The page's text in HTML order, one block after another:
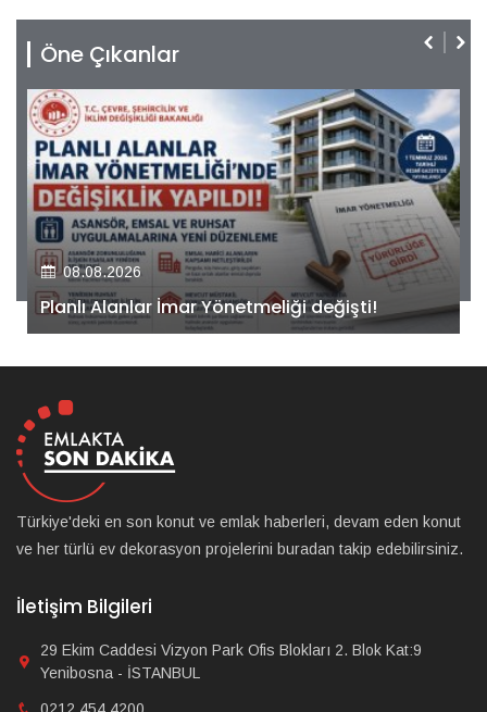
Öne Çıkanlar
08.08.2026
Kiler GYO’dan Pendik Dolayoba projesiyle ilgili
önemli adım!
Türkiye'deki en son konut ve emlak haberleri, devam eden konut
ve her türlü ev dekorasyon projelerini buradan takip edebilirsiniz.
İletişim Bilgileri
29 Ekim Caddesi Vizyon Park Ofis Blokları 2. Blok Kat:9
Yenibosna - İSTANBUL
0212 454 4200